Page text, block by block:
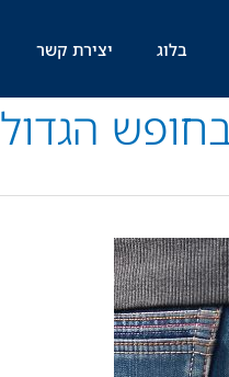
בלוג יצירת קשר
הגדול